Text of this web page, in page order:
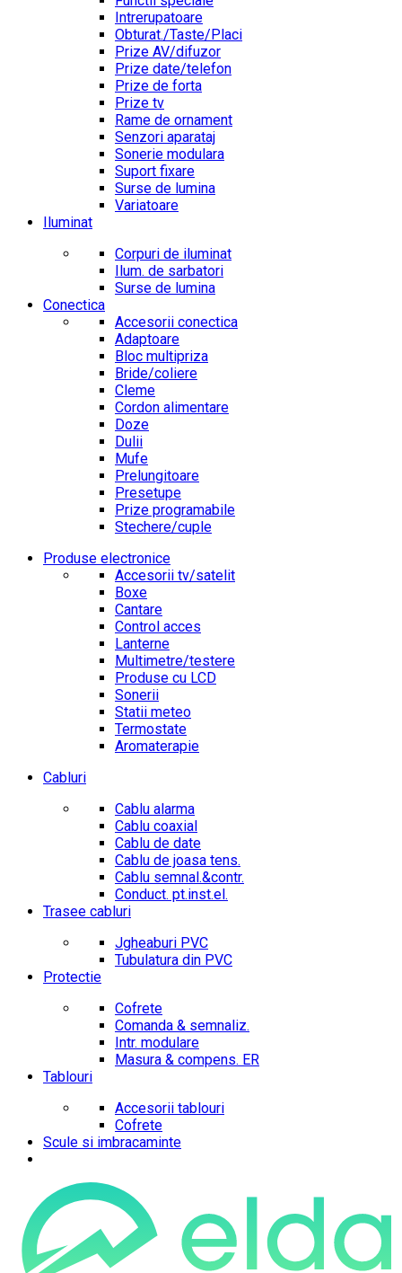
Intrerupatoare
Obturat./Taste/Placi
Prize AV/difuzor
Prize date/telefon
Prize de forta
Prize tv
Rame de ornament
Senzori aparataj
Sonerie modulara
Suport fixare
Surse de lumina
Variatoare
Iluminat
Corpuri de iluminat
Ilum. de sarbatori
Surse de lumina
Conectica
Accesorii conectica
Adaptoare
Bloc multipriza
Bride/coliere
Cleme
Cordon alimentare
Doze
Dulii
Mufe
Prelungitoare
Presetupe
Prize programabile
Stechere/cuple
Produse electronice
Accesorii tv/satelit
Boxe
Cantare
Control acces
Lanterne
Multimetre/testere
Produse cu LCD
Sonerii
Statii meteo
Termostate
Aromaterapie
Cabluri
Cablu alarma
Cablu coaxial
Cablu de date
Cablu de joasa tens.
Cablu semnal.&contr.
Conduct. pt.inst.el.
Trasee cabluri
Jgheaburi PVC
Tubulatura din PVC
Protectie
Cofrete
Comanda & semnaliz.
Intr. modulare
Masura & compens. ER
Tablouri
Accesorii tablouri
Cofrete
Scule si imbracaminte